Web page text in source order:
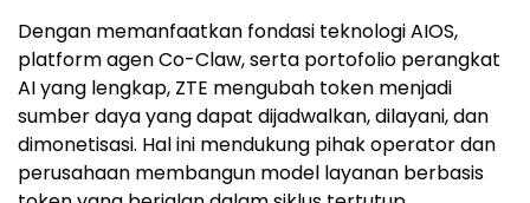
Dengan memanfaatkan fondasi teknologi AIOS,
platform agen Co-Claw, serta portofolio perangkat
AI yang lengkap, ZTE mengubah token menjadi
sumber daya yang dapat dijadwalkan, dilayani, dan
dimonetisasi. Hal ini mendukung pihak operator dan
perusahaan membangun model layanan berbasis